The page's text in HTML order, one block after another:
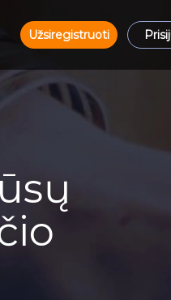
Užsiregistruoti